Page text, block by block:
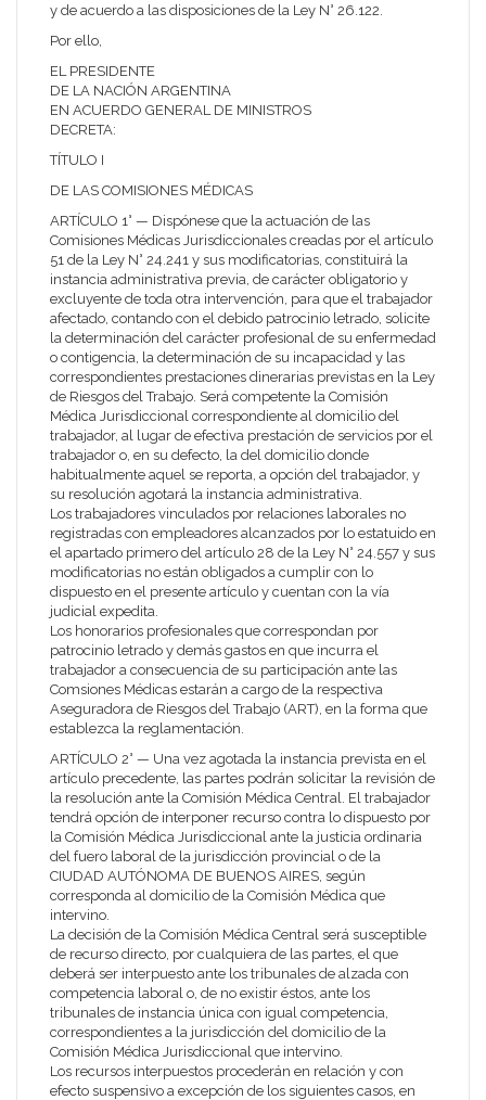
y de acuerdo a las disposiciones de la Ley N° 26.122.
Por ello,
EL PRESIDENTE
DE LA NACIÓN ARGENTINA
EN ACUERDO GENERAL DE MINISTROS
DECRETA:
TÍTULO I
DE LAS COMISIONES MÉDICAS
ARTÍCULO 1° — Dispónese que la actuación de las
Comisiones Médicas Jurisdiccionales creadas por el artículo
51 de la Ley N° 24.241 y sus modificatorias, constituirá la
instancia administrativa previa, de carácter obligatorio y
excluyente de toda otra intervención, para que el trabajador
afectado, contando con el debido patrocinio letrado, solicite
la determinación del carácter profesional de su enfermedad
o contigencia, la determinación de su incapacidad y las
correspondientes prestaciones dinerarias previstas en la Ley
de Riesgos del Trabajo. Será competente la Comisión
Médica Jurisdiccional correspondiente al domicilio del
trabajador, al lugar de efectiva prestación de servicios por el
trabajador o, en su defecto, la del domicilio donde
habitualmente aquel se reporta, a opción del trabajador, y
su resolución agotará la instancia administrativa.
Los trabajadores vinculados por relaciones laborales no
registradas con empleadores alcanzados por lo estatuido en
el apartado primero del artículo 28 de la Ley N° 24.557 y sus
modificatorias no están obligados a cumplir con lo
dispuesto en el presente artículo y cuentan con la vía
judicial expedita.
Los honorarios profesionales que correspondan por
patrocinio letrado y demás gastos en que incurra el
trabajador a consecuencia de su participación ante las
Comsiones Médicas estarán a cargo de la respectiva
Aseguradora de Riesgos del Trabajo (ART), en la forma que
establezca la reglamentación.
ARTÍCULO 2° — Una vez agotada la instancia prevista en el
artículo precedente, las partes podrán solicitar la revisión de
la resolución ante la Comisión Médica Central. El trabajador
tendrá opción de interponer recurso contra lo dispuesto por
la Comisión Médica Jurisdiccional ante la justicia ordinaria
del fuero laboral de la jurisdicción provincial o de la
CIUDAD AUTÓNOMA DE BUENOS AIRES, según
corresponda al domicilio de la Comisión Médica que
intervino.
La decisión de la Comisión Médica Central será susceptible
de recurso directo, por cualquiera de las partes, el que
deberá ser interpuesto ante los tribunales de alzada con
competencia laboral o, de no existir éstos, ante los
tribunales de instancia única con igual competencia,
correspondientes a la jurisdicción del domicilio de la
Comisión Médica Jurisdiccional que intervino.
Los recursos interpuestos procederán en relación y con
efecto suspensivo a excepción de los siguientes casos, en